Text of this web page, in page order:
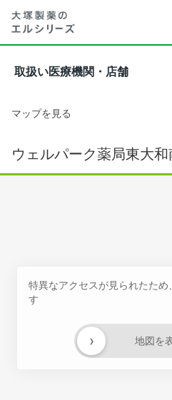
取扱い医療機関・店舗
マップを見る
ウェルパーク薬局東大
特異なアクセスが見られたため
す
地図を
›